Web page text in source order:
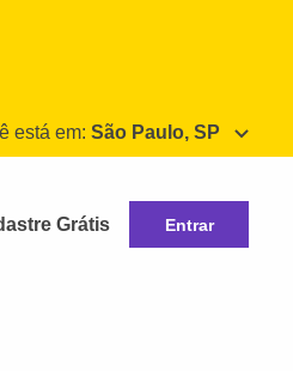
está em: São Paulo, SP
Grátis Entrar